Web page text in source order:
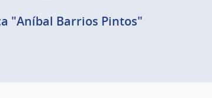
"Aníbal Barrios Pintos"